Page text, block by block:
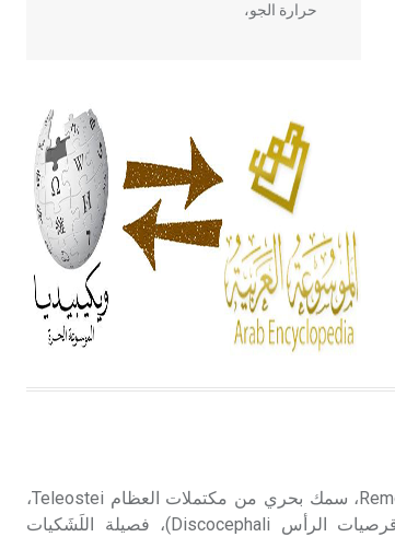
حرارة الجو،
أربعة مؤلفات هي: الحكم، الأدلة، تنظيم
التغذية، ورسالته في جروح الرأس.
ويعود له الفضل بأنه حرر الطب من
الدين والفلسفة.
- هل تعلم أن المرجان إفراز حيواني
يتكون في البحر ويتركب من مادة
كربونات الكلسيوم، وهو أحمر أو شديد
الحمرة وهو أجود أنواعه، ويمتاز بكبر
الحجم ويسمى الش
الإنكليزية أب
اللَشَك اللَشَك، واسمه العلمي الرِموره Remora، سمك بحري من مكتملات العظام Teleostei،
رتبة لَشَكِيات الشكل Echeneiformes (قرصيات الرأس Discocephali)، فصيلة اللَشَكيات